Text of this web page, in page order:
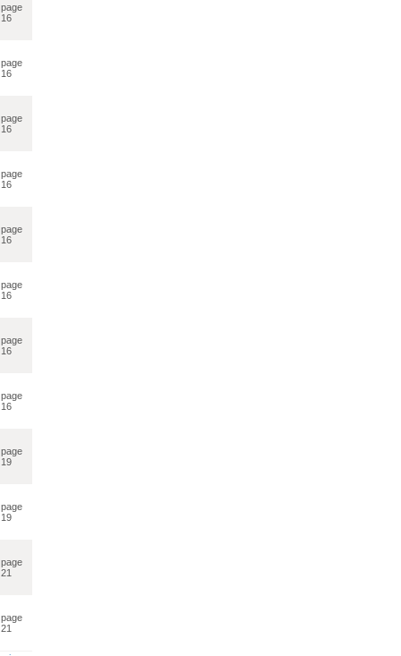
page
16
page
16
page
16
page
16
page
16
page
16
page
16
page
16
page
19
page
19
page
21
page
21